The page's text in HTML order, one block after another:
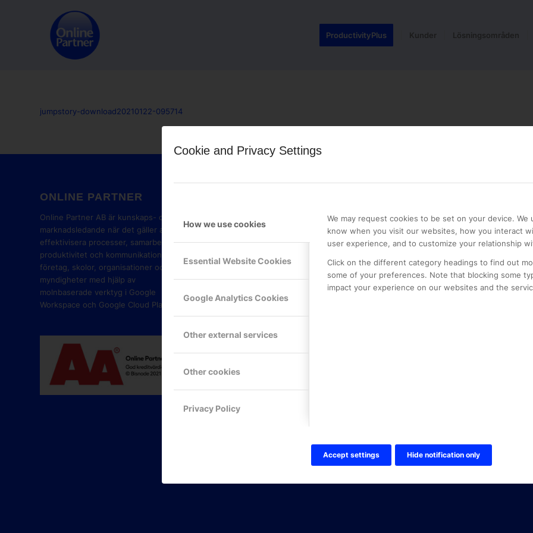
Cookie and Privacy Settings
How we use cookies
Essential Website Cookies
Google Analytics Cookies
Other external services
Other cookies
Privacy Policy
We may request cookies to be set on your device. We
know when you visit our websites, how you interact
user experience, and to customize your relationship
Click on the different category headings to find out
some of your preferences. Note that blocking some
impact your experience on our websites and the
Accept settings Hide notification only
ProductivityPlus Kunder Lösningsområden
jumpstory-download20210122-095714
ONLINE PARTNER
Online Partner AB är kunskaps- och
marknadsledande när det gäller att
effektivisera processer, samarbete,
produktivitet och kommunikation i
företag, skolor, organisationer och
myndigheter med hjälp av
molnbaserade verktyg i Google
Workspace och Google Cloud Platform.
ONLINE PARTNER AB
Mejerivägen 3
117 61 Stockholm
Tel: 08-42 00 04 00
Hitta hit